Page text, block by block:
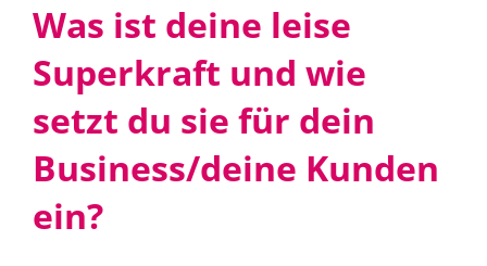
Was ist deine leise
Superkraft und wie
setzt du sie für dein
Business/deine Kunden
ein?